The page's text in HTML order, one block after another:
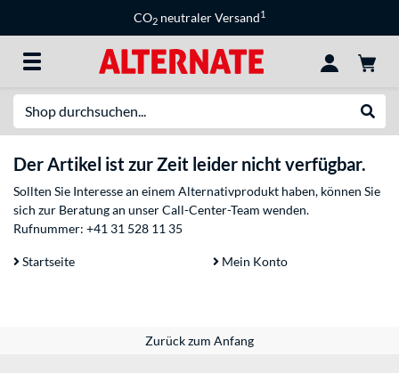
CO2 neutraler Versand1
Der Artikel ist zur Zeit leider nicht verfügbar.
Sollten Sie Interesse an einem Alternativprodukt haben, können Sie
sich zur Beratung an unser Call-Center-Team wenden.
Rufnummer: +41 31 528 11 35
Startseite Mein Konto
Zurück zum Anfang